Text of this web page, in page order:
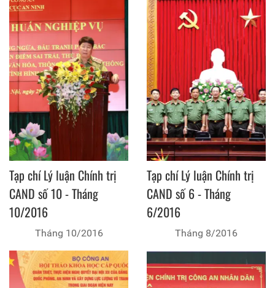
Tạp chí Lý luận Chính trị
CAND số 10 - Tháng
10/2016
Tháng 10/2016
Tạp chí Lý luận Chính trị
CAND số 6 - Tháng
6/2016
Tháng 8/2016